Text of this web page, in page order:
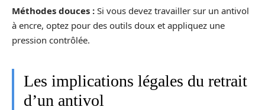
Méthodes douces : Si vous devez travailler sur un antivol
à encre, optez pour des outils doux et appliquez une
pression contrôlée.
Les implications légales du retrait
d’un antivol